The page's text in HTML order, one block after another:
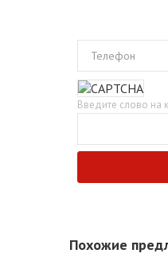
Телефон
Введите слово на
Похожие